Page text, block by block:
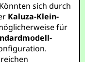
Könnten sich durch
Kaluza-Klein-
für